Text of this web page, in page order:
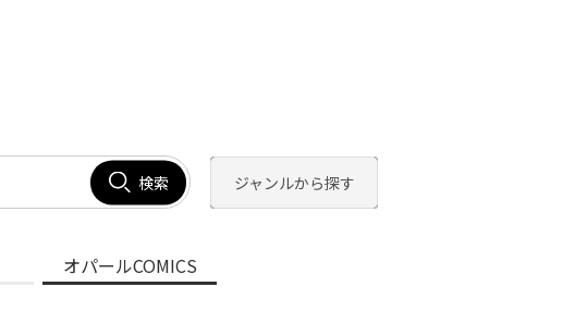
検索 ジャンルから探す
オパールCOMICS